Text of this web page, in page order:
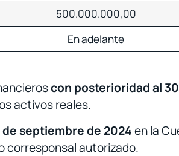
500.000.000,00
En adelante
con posterioridad al
activos reales.
septiembre de 2024en la
corresponsal autorizado.